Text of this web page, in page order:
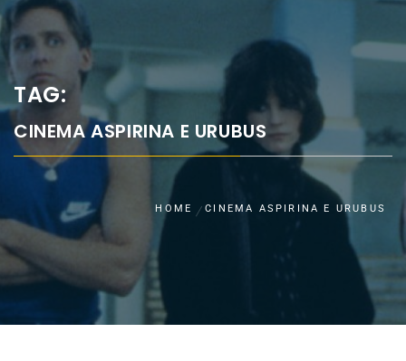
TAG:
CINEMA ASPIRINA E URUBUS
HOME CINEMA ASPIRINA E URUBUS